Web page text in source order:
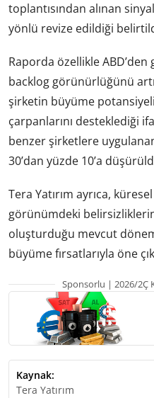
toplantısından alınan
yönlü revize edildiği
Raporda özellikle
backlog görünürlüğünü
şirketin büyüme
çarpanlarını desteklediği
benzer şirketlere
30’dan yüzde 10’a
Tera Yatırım ayrıca,
görünümdeki
oluşturduğu mevcut
büyüme fırsatlarıyla öne
Sponsorlu | 2026/2Ç
Kaynak:
Tera Yatırım